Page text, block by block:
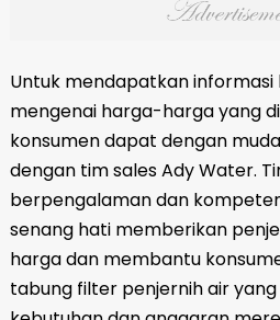
Untuk mendapatkan informasi
mengenai harga-harga yang
konsumen dapat dengan
dengan tim sales Ady Water.
berpengalaman dan
senang hati memberikan
harga dan membantu
tabung filter penjernih air yang